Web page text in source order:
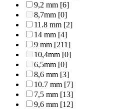
9,2 mm [6]
8,7mm [0]
11.8 mm [2]
14 mm [4]
9 mm [211]
10,4mm [0]
6,5mm [0]
8,6 mm [3]
10.7 mm [7]
7,5 mm [13]
9,6 mm [12]